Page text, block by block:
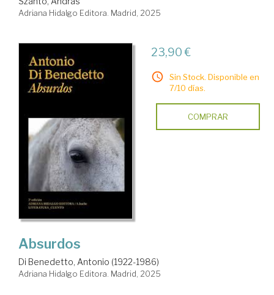
Adriana Hidalgo Editora. Madrid, 2025
23,90 €
Sin Stock. Disponible en
7/10 días.
COMPRAR
Absurdos
Di Benedetto, Antonio (1922-1986)
Adriana Hidalgo Editora. Madrid, 2025